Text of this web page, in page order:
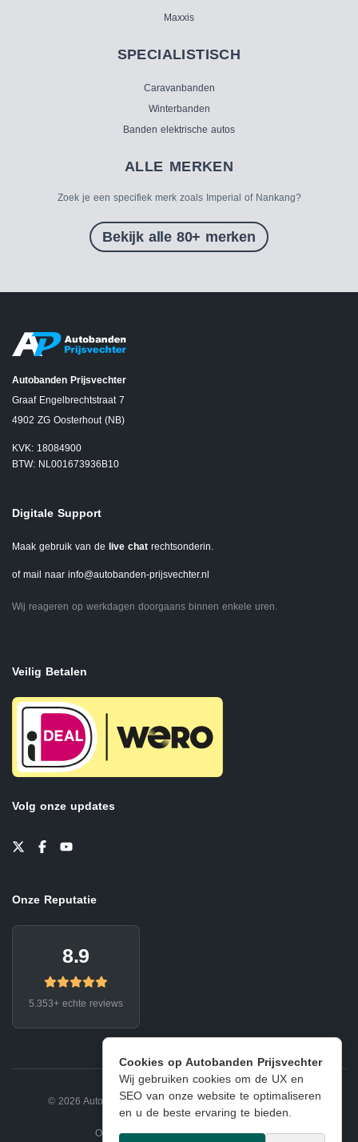
Cookies op Autobanden Prijsvechter
Wij gebruiken cookies om de UX en
SEO van onze website te optimaliseren
en u de beste ervaring te bieden.
Maxxis
SPECIALISTISCH
Caravanbanden
Winterbanden
Banden elektrische autos
ALLE MERKEN
Zoek je een specifiek merk zoals Imperial of Nankang?
Bekijk alle 80+ merken
Autobanden Prijsvechter
Graaf Engelbrechtstraat 7
4902 ZG Oosterhout (NB)
KVK: 18084900
BTW: NL001673936B10
Digitale Support
Maak gebruik van de live chat rechtsonderin.
of mail naar info@autobanden-prijsvechter.nl
Wij reageren op werkdagen doorgaans binnen enkele uren.
Veilig Betalen
Volg onze updates
Onze Reputatie
8.9
5.353+ echte reviews
© 2026 Autobanden Prijsvechter. Privacy | Voorwaarden
Onderdeel van EJ Banden Oosterhout